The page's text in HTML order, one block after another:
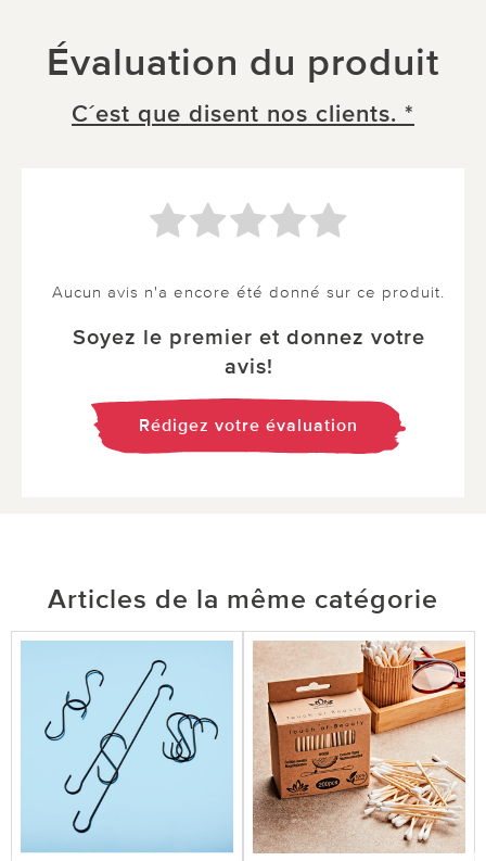
Évaluation du produit
C´est que disent nos clients. *
Aucun avis n'a encore été donné sur ce produit.
Soyez le premier et donnez votre
avis!
Rédigez votre évaluation
Articles de la même catégorie